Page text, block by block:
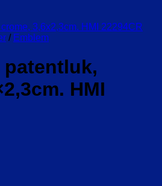
/ Emblem
patentluk,
HMI